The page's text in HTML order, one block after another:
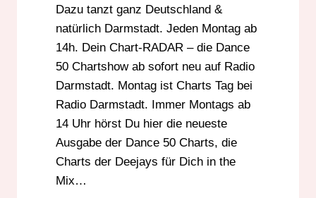
MONTAG 14 UHR
NEU AB 17.06.2024 OFFIZIELLE CHARTS
PARTYSHOW PLATZ 50 BIS 1 RADIO
RHEINLAND-PFALZ RUNDFUNK
STREAM SÜDHESSEN
UKW
ZU EMPFANGEN AUCH IN BADEN-
WÜRTTEMBERG
Dazu tanzt ganz Deutschland &
natürlich Darmstadt. Jeden Montag ab
14h. Dein Chart-RADAR – die Dance
50 Chartshow ab sofort neu auf Radio
Darmstadt. Montag ist Charts Tag bei
Radio Darmstadt. Immer Montags ab
14 Uhr hörst Du hier die neueste
Ausgabe der Dance 50 Charts, die
Charts der Deejays für Dich in the
Mix…